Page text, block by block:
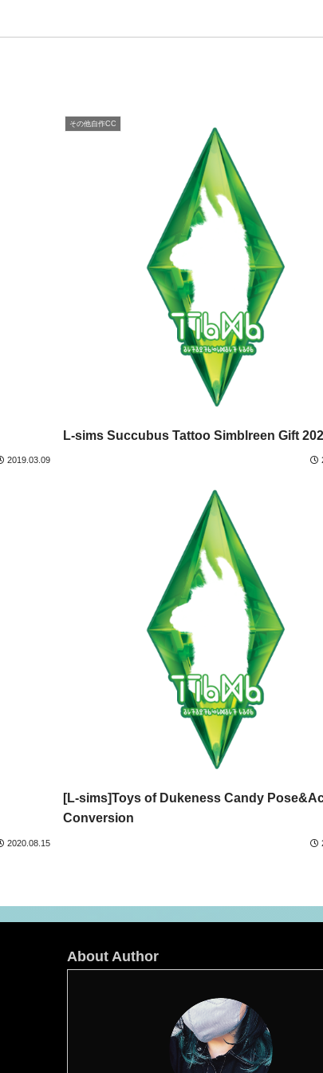
2019.03.09
その他自作CC
L-sims Succubus Tattoo Simblreen Gift
2020.08.15
[L-sims]Toys of Dukeness Candy
Conversion
About Author